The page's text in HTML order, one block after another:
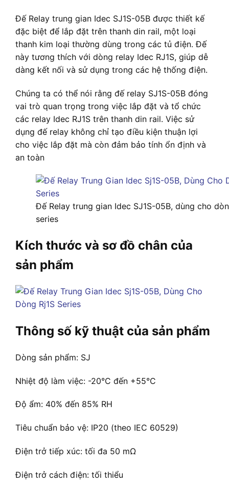
Đế Relay trung gian Idec SJ1S-05B được thiết kế
đặc biệt để lắp đặt trên thanh din rail, một loại
thanh kim loại thường dùng trong các tủ điện. Đế
này tương thích với dòng relay Idec RJ1S, giúp dễ
dàng kết nối và sử dụng trong các hệ thống điện.
Chúng ta có thể nói rằng đế relay SJ1S-05B đóng
vai trò quan trọng trong việc lắp đặt và tổ chức
các relay Idec RJ1S trên thanh din rail. Việc sử
dụng đế relay không chỉ tạo điều kiện thuận lợi
cho việc lắp đặt mà còn đảm bảo tính ổn định và
an toàn
Đế Relay trung gian Idec SJ1S-05B, dùng cho
series
Kích thước và sơ đồ chân của
sản phẩm
Thông số kỹ thuật của sản phẩm
Dòng sản phẩm: SJ
Nhiệt độ làm việc: -20°C đến +55°C
Độ ẩm: 40% đến 85% RH
Tiêu chuẩn bảo vệ: IP20 (theo IEC 60529)
Điện trở tiếp xúc: tối đa 50 mΩ
Điện trở cách điện: tối thiểu